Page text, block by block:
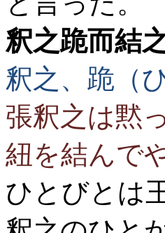
釈之跪而結之
釈之、跪（
張釈之は黙
紐を結んで
ひとびとは